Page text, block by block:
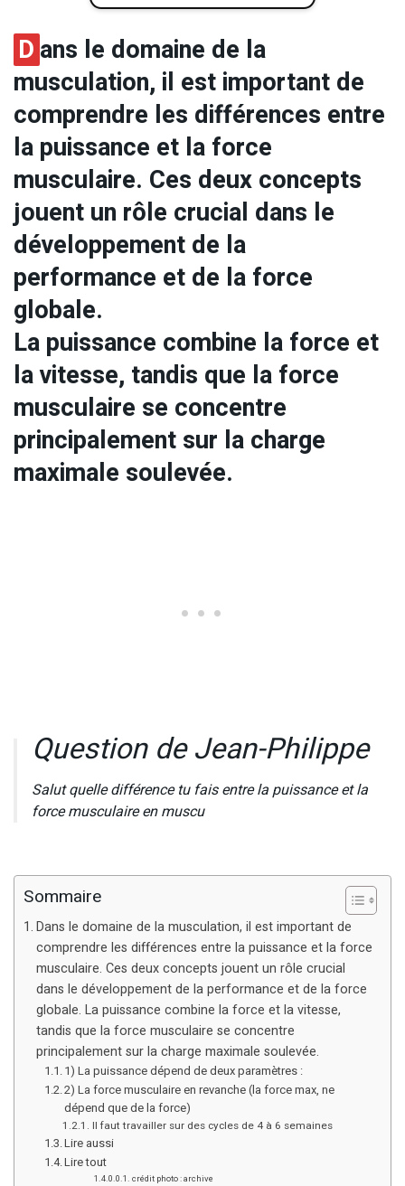
D ans le domaine de la
musculation, il est important de
comprendre les différences entre
la puissance et la force
musculaire. Ces deux concepts
jouent un rôle crucial dans le
développement de la
performance et de la force
globale.
La puissance combine la force et
la vitesse, tandis que la force
musculaire se concentre
principalement sur la charge
maximale soulevée.
Question de Jean-Philippe
Salut quelle différence tu fais entre la puissance et la
force musculaire en muscu
Sommaire
Dans le domaine de la musculation, il est important de
comprendre les différences entre la puissance et la force
musculaire. Ces deux concepts jouent un rôle crucial
dans le développement de la performance et de la force
globale. La puissance combine la force et la vitesse,
tandis que la force musculaire se concentre
principalement sur la charge maximale soulevée.
1) La puissance dépend de deux paramètres :
2) La force musculaire en revanche (la force max, ne
dépend que de la force)
Il faut travailler sur des cycles de 4 à 6 semaines
Lire aussi
Lire tout
crédit photo : archive